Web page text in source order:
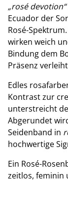
„rosé devotion“
Ecuador der
Rosé-
wirken weich
Bindung dem
Präsenz
Edles
Kontrast zur
unterstreicht
Abgerundet
Seidenband in
hochwertige
Ein Rosé-
zeitlos, feminin